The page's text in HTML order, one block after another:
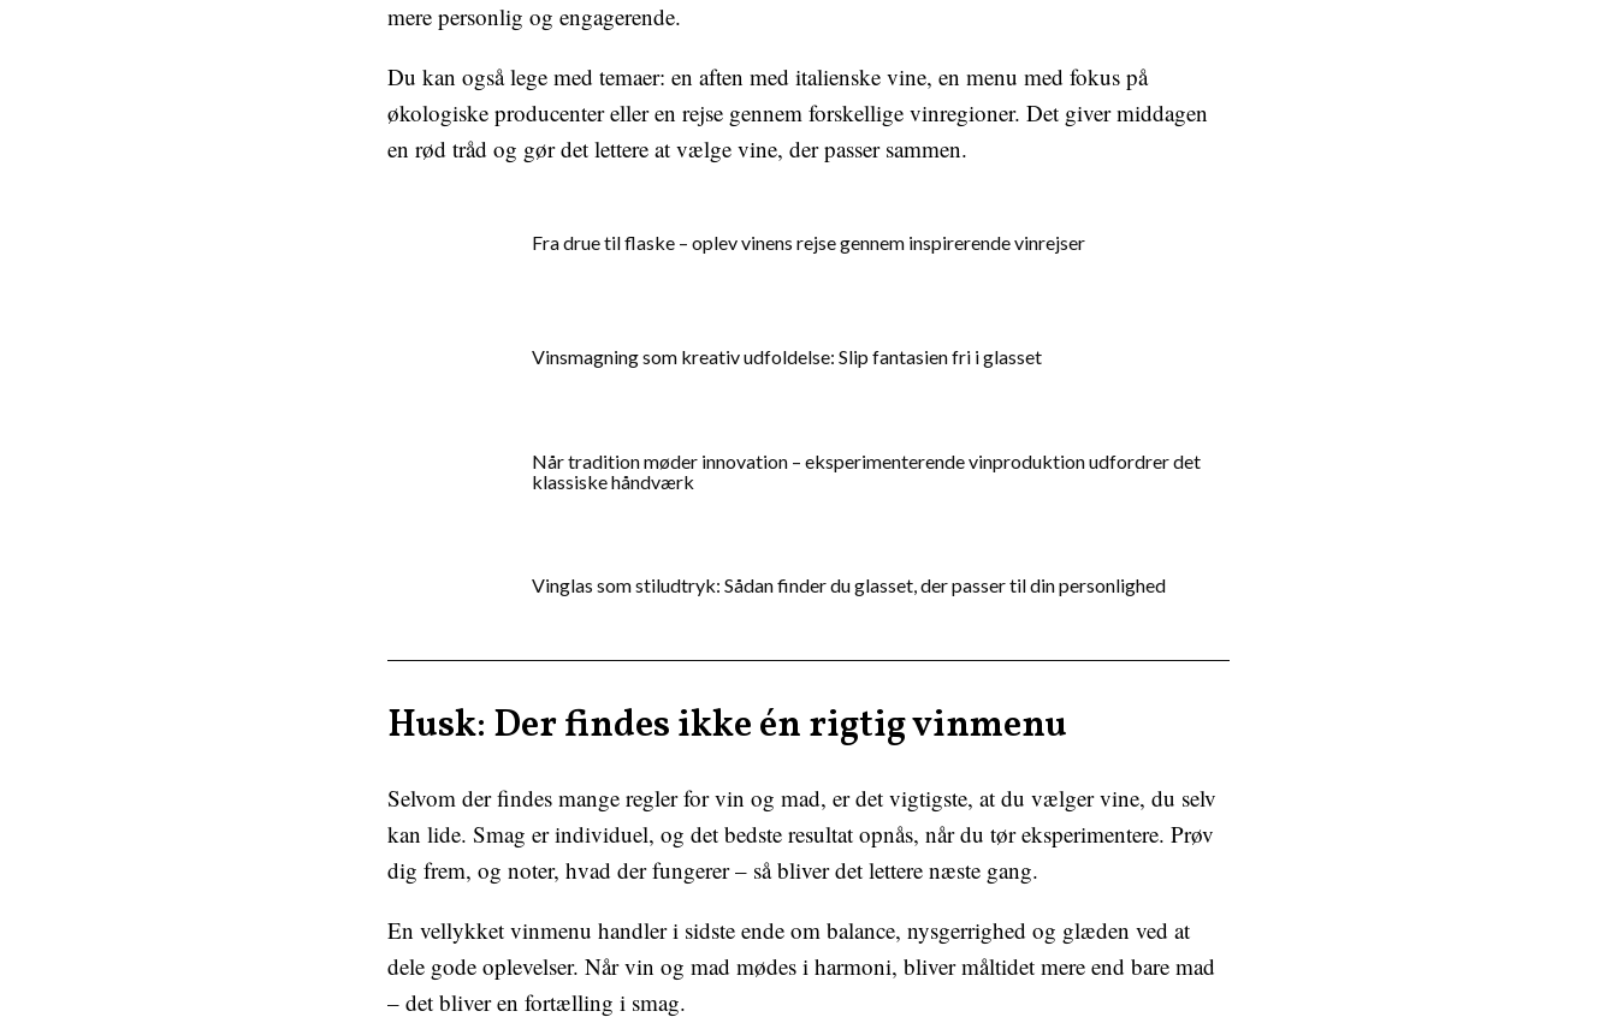
mere personlig og engagerende.
Du kan også lege med temaer: en aften med italienske vine, en menu med fokus på
økologiske producenter eller en rejse gennem forskellige vinregioner. Det giver middagen
en rød tråd og gør det lettere at vælge vine, der passer sammen.
Fra drue til flaske – oplev vinens rejse gennem inspirerende vinrejser
Vinsmagning som kreativ udfoldelse: Slip fantasien fri i glasset
Når tradition møder innovation – eksperimenterende vinproduktion udfordrer det
klassiske håndværk
Vinglas som stiludtryk: Sådan finder du glasset, der passer til din personlighed
Husk: Der findes ikke én rigtig vinmenu
Selvom der findes mange regler for vin og mad, er det vigtigste, at du vælger vine, du selv
kan lide. Smag er individuel, og det bedste resultat opnås, når du tør eksperimentere. Prøv
dig frem, og noter, hvad der fungerer – så bliver det lettere næste gang.
En vellykket vinmenu handler i sidste ende om balance, nysgerrighed og glæden ved at
dele gode oplevelser. Når vin og mad mødes i harmoni, bliver måltidet mere end bare mad
– det bliver en fortælling i smag.